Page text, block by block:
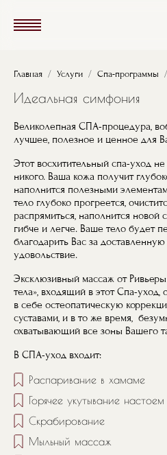
Строка навигации
Главная Услуги Спа-программы
Идеальная симфония
Великолепная СПА-процедура,
лучшее, полезное и ценное для
Этот восхитительный спа-уход
никого. Ваша кожа получит
наполнится полезными
тело глубоко прогреется,
распрямиться, наполнится новой
гибче и легче. Ваше тело будет
благодарить Вас за
удовольствие.
Эксклюзивный массаж от
тела», входящий в этот Спа-
в себе остеопатическую
суставами, и в то же время,
охватывающий все зоны Вашего
В СПА-уход входит:
Распаривание в хамаме
Горячее укутывание
Скрабирование
Мыльный массаж